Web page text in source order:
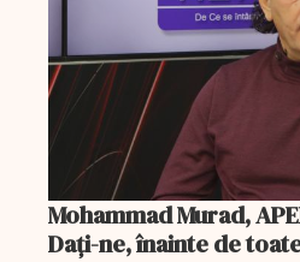
Mohammad Murad,
Daţi-ne, înainte de